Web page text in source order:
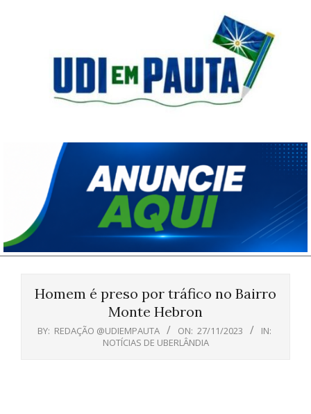
Pauta
Homem é preso por tráfico no Bairro
Monte Hebron
BY: REDAÇÃO @UDIEMPAUTA ON: 27/11/2023
IN:
NOTÍCIAS DE UBERLÂNDIA